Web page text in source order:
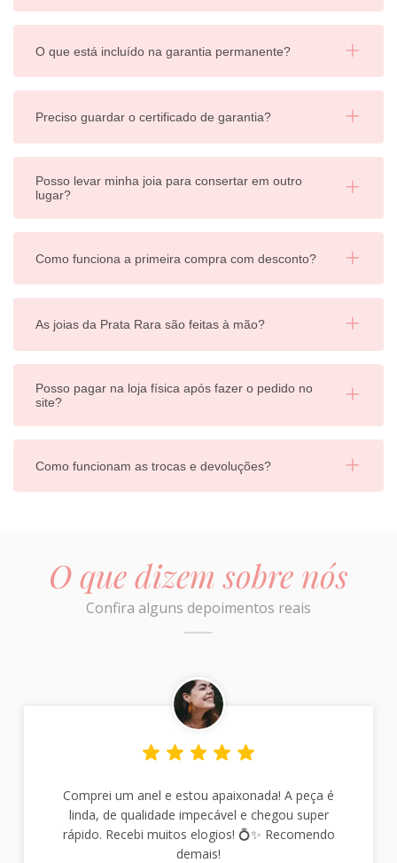
O que está incluído na garantia permanente?
Preciso guardar o certificado de garantia?
Posso levar minha joia para consertar em outro
lugar?
Como funciona a primeira compra com desconto?
As joias da Prata Rara são feitas à mão?
Posso pagar na loja física após fazer o pedido no
site?
Como funcionam as trocas e devoluções?
O que dizem sobre nós
Confira alguns depoimentos reais
Comprei um anel e estou apaixonada! A peça é
linda, de qualidade impecável e chegou super
rápido. Recebi muitos elogios! 💍✨ Recomendo
demais!